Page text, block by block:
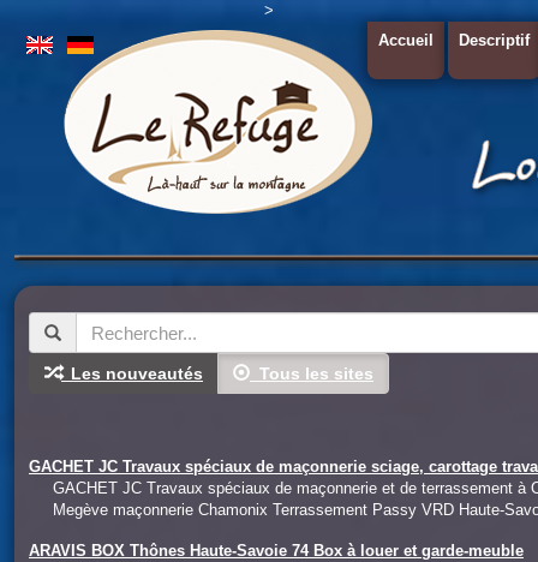
>
Accueil
Descriptif
Les nouveautés Tous les sites
GACHET JC Travaux spéciaux de maçonnerie sciage, carottage
GACHET JC Travaux spéciaux de maçonnerie et de terrassement
Megève maçonnerie Chamonix Terrassement Passy VRD Haute-
ARAVIS BOX Thônes Haute-Savoie 74 Box à louer et garde-meuble